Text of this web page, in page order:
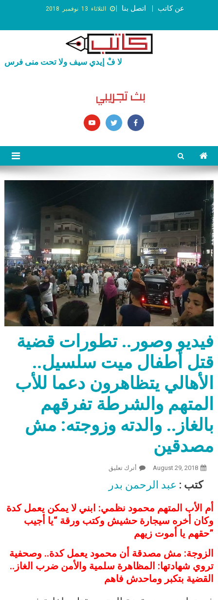
الثلاثاء 13 نوفمبر 2018 اتصل بنا عن كاتب
لا فْ إيدي سيف ولا تحت منى فرس
فيديو وصور.. تطورات قضية
قتل أطفال ميت سلسيل..
الأهالي يتظاهرون دعما للأب
المتهم والشرطة تفرقهم
بالغاز.. والدته وزوجته: مش
مصدقين
August 29, 2018 أترك تعليق
كتب : عبد الرحمن بدر
أم الأب المتهم محمود نظمي: ابني لا يمكن يعمل كدة
وكان أخره سيجارة حشيش وكتب ورقة “يا أجيب
حقهم يا أموت زيهم”
الزوجة: مش مصدقة أن محمود يعمل كدة.. وصحفية
تروي شهادتها: المظاهرة سلمية والأمن ضرب الغاز..
القضية بتكبر وماحدش فاهم